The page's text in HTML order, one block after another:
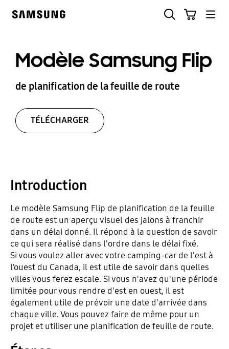
Modèle Samsung Flip
de planification de la feuille de route
TÉLÉCHARGER
Introduction
Le modèle Samsung Flip de planification de la feuille
de route est un aperçu visuel des jalons à franchir
dans un délai donné. Il répond à la question de savoir
ce qui sera réalisé dans l'ordre dans le délai fixé.
Si vous voulez aller avec votre camping-car de l'est à
l’ouest du Canada, il est utile de savoir dans quelles
villes vous ferez escale. Si vous n'avez qu'une période
limitée pour vous rendre d'est en ouest, il est
également utile de prévoir une date d'arrivée dans
chaque ville. Vous pouvez faire de même pour un
projet et utiliser une planification de feuille de route.